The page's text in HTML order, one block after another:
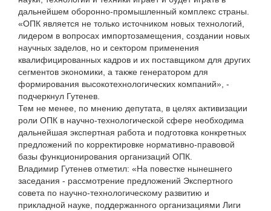
дальнейшем оборонно-промышленный комплекс страны.
«ОПК является не только источником новых технологий,
лидером в вопросах импортозамещения, создании новых
научных заделов, но и сектором применения
квалифицированных кадров и их поставщиком для других
сегментов экономики, а также генератором для
формирования высокотехнологических компаний», -
подчеркнул Гутенев.
Тем не менее, по мнению депутата, в целях активизации
роли ОПК в научно-технологической сфере необходима
дальнейшая экспертная работа и подготовка конкретных
предложений по корректировке нормативно-правовой
базы функционирования организаций ОПК.
Владимир Гутенев отметил: «На повестке нынешнего
заседания - рассмотрение предложений Экспертного
совета по научно-технологическому развитию и
прикладной науке, поддержанного организациями Лиги